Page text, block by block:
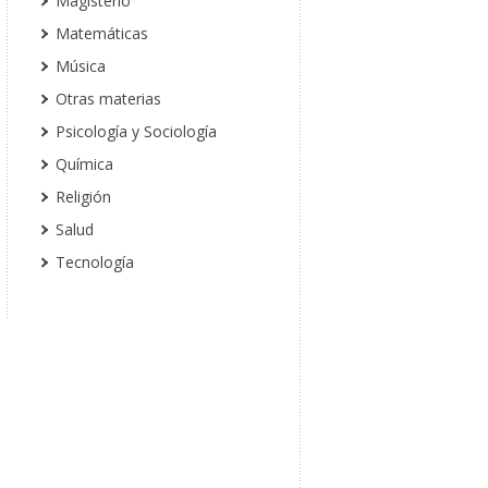
Matemáticas
Música
Otras materias
Psicología y Sociología
Química
Religión
Salud
Tecnología